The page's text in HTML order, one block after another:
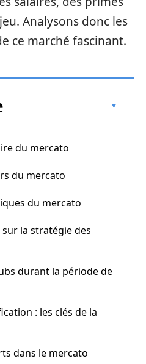
Analysons donc les
ce marché fascinant.
du mercato
du mercato
du mercato
sur la stratégie des
durant la période de
: les clés de la
dans le mercato